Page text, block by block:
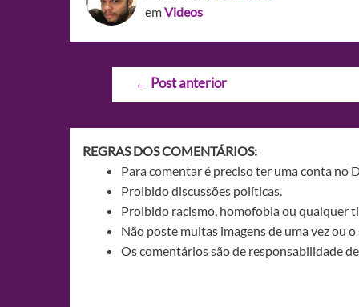
emVideos
Navegação
← Post anterior
REGRAS DOS COMENTÁRIOS:
Para comentar é preciso ter uma conta no
Proibido discussões políticas.
Proibido racismo, homofobia ou qualquer
Não poste muitas imagens de uma vez ou
Os comentários são de responsabilidade